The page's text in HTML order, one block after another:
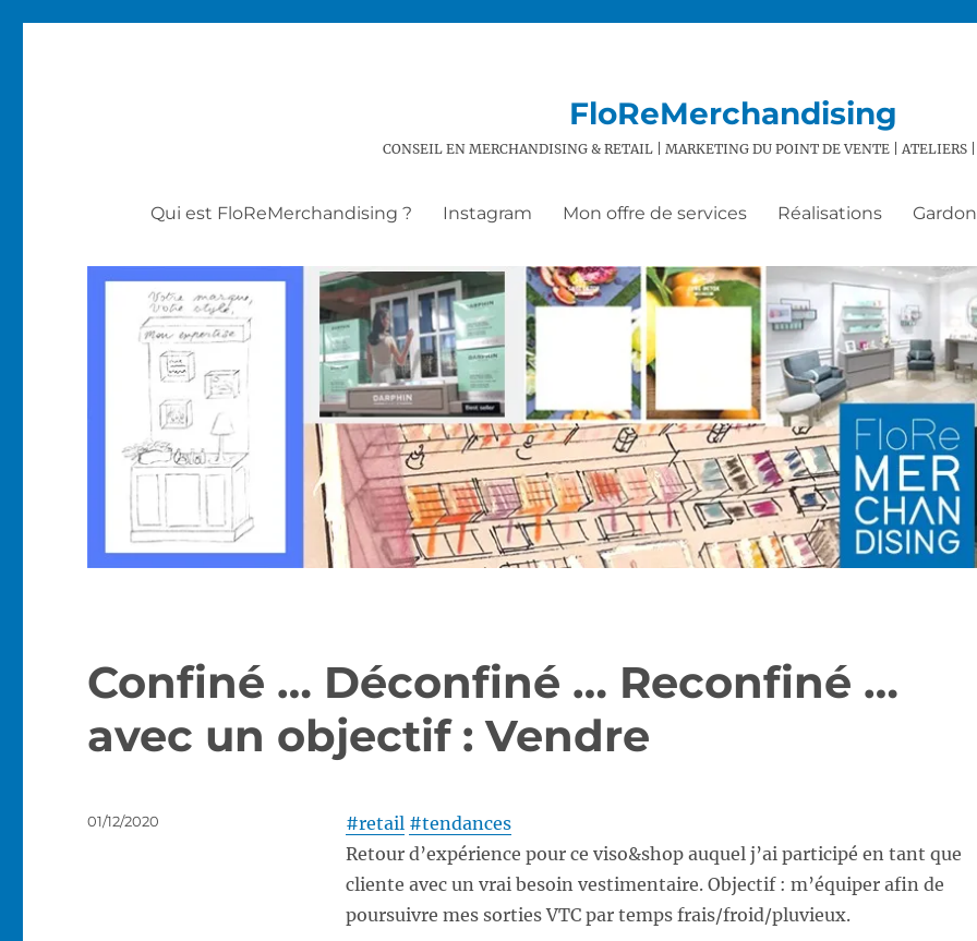
FloReMerchandising
CONSEIL EN MERCHANDISING & RETAIL | MARKETING DU POINT DE VENTE | ATELIERS
Qui est FloReMerchandising ? Instagram Mon offre de services Réalisations
Actualité
Confiné … Déconfiné … Reconfiné …
avec un objectif : Vendre
#retail #tendances
Retour d’expérience pour ce viso&shop auquel j’ai participé en tant que
cliente avec un vrai besoin vestimentaire. Objectif : m’équiper afin de
poursuivre mes sorties VTC par temps frais/froid/pluvieux.
Publié
01/12/2020